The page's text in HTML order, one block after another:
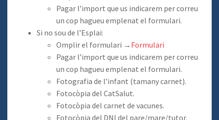
Pagar l’import que us indicarem per correu
un cop hagueu emplenat el formulari.
Si no sou de l’Esplai:
Omplir el formulari → Formulari
Pagar l’import que us indicarem per correu
un cop hagueu emplenat el formulari.
Fotografia de l’infant (tamany carnet).
Fotocòpia del CatSalut.
Fotocòpia del carnet de vacunes.
Fotocòpia del DNI del pare/mare/tutor.